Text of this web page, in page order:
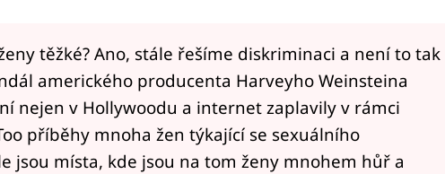
těžké? Ano, stále řešíme diskriminaci a není to tak
amerického producenta Harveyho Weinsteina
nejen v Hollywoodu a internet zaplavily v rámci
příběhy mnoha žen týkající se sexuálního
jsou místa, kde jsou na tom ženy mnohem hůř a